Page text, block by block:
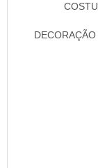
DECORAÇÃO